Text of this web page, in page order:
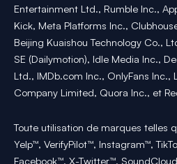
Entertainment Ltd., Rumble Inc.,
Kick, Meta Platforms Inc.,
Beijing Kuaishou Technology Co.,
SE (Dailymotion), Idle Media Inc.,
Ltd., IMDb.com Inc., OnlyFans Inc.,
Company Limited, Quora Inc., et
Toute utilisation de marques telles
Yelp™, VerifyPilot™, Instagram™,
Facebook™, X-Twitter™,